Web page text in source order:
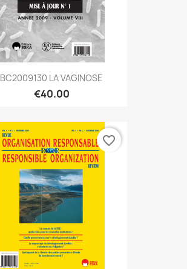
BC2009130 LA VAGINOSE
€40.00
favorite_border